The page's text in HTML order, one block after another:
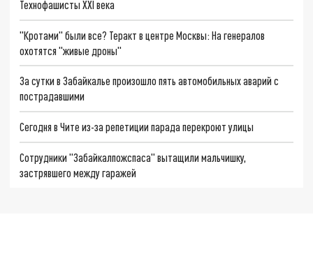
Технофашисты XXI века
"Кротами" были все? Теракт в центре Москвы: На генералов
охотятся "живые дроны"
За сутки в Забайкалье произошло пять автомобильных аварий с
пострадавшими
Сегодня в Чите из-за репетиции парада перекроют улицы
Сотрудники "Забайкалпожспаса" вытащили мальчишку,
застрявшего между гаражей